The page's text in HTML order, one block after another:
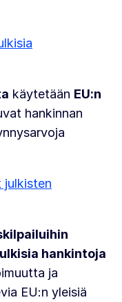
käytetään EU:n
hankinnan
hankintoja
ja
EU:n yleisiä